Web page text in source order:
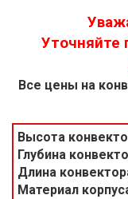
Уточняйте
Все цены на
Высота
Глубина
Длина
Материал